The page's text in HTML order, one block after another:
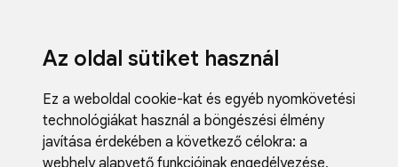
Az oldal sütiket használ
Ez a weboldal cookie-kat és egyéb nyomkövetési
technológiákat használ a böngészési élmény
javítása érdekében a következő célokra: a
webhely alapvető funkcióinak engedélyezése,